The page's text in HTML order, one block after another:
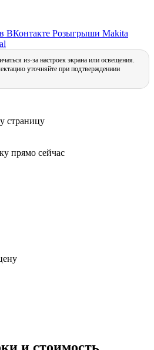
ВКонтакте Розыгрыши Makita
из-за настроек экрана или освещения.
уточняйте при подтверждениии
страницу
прямо сейчас